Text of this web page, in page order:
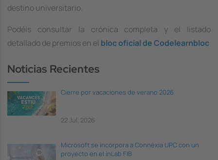
destino universitario.
Podéis consultar la crónica completa y el listado
detallado de premios en el bloc oficial de Codelearnbloc
Noticias Recientes
Cierre por vacaciones de verano 2026
22 Jul, 2026
Microsoft se incorpora a Connèxia UPC con un
proyecto en el inLab FIB